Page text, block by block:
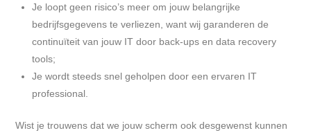
Je loopt geen risico’s meer om jouw belangrijke
bedrijfsgegevens te verliezen, want wij garanderen de
continuïteit van jouw IT door back-ups en data recovery
tools;
Je wordt steeds snel geholpen door een ervaren IT
professional.
Wist je trouwens dat we jouw scherm ook desgewenst kunnen